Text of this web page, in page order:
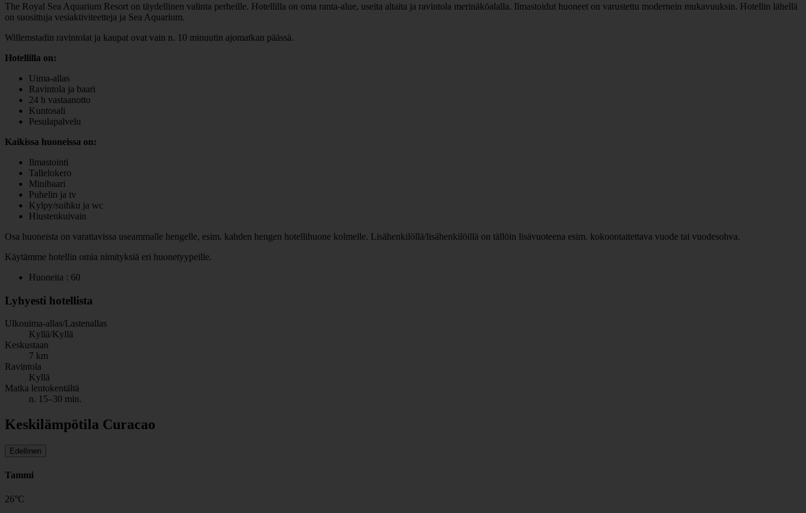
The Royal Sea Aquarium Resort on täydellinen valinta perheille. Hotellilla on oma ranta-alue, useita altaita ja ravintola merinäköalalla. Ilmastoidut huoneet on varustettu modernein mukavuuksin. Hotellin lähellä
on suosittuja vesiaktiviteetteja ja Sea Aquarium.
Willemstadin ravintolat ja kaupat ovat vain n. 10 minuutin ajomatkan päässä.
Hotellilla on:
Uima-allas
Ravintola ja baari
24 h vastaanotto
Kuntosali
Pesulapalvelu
Kaikissa huoneissa on:
Ilmastointi
Tallelokero
Minibaari
Puhelin ja tv
Kylpy/suihku ja wc
Hiustenkuivain
Osa huoneista on varattavissa useammalle hengelle, esim. kahden hengen hotellihuone kolmelle. Lisähenkilöllä/lisähenkilöillä on tällöin lisävuoteena esim. kokoontaitettava vuode tai vuodesohva.
Käytämme hotellin omia nimityksiä eri huonetyypeille.
Huoneita : 60
Lyhyesti hotellista
Ulkouima-allas/Lastenallas
Kyllä/Kyllä
Keskustaan
7 km
Ravintola
Kyllä
Matka lentokentältä
n. 15–30 min.
Keskilämpötila Curacao
Edellinen
Tammi
26°C